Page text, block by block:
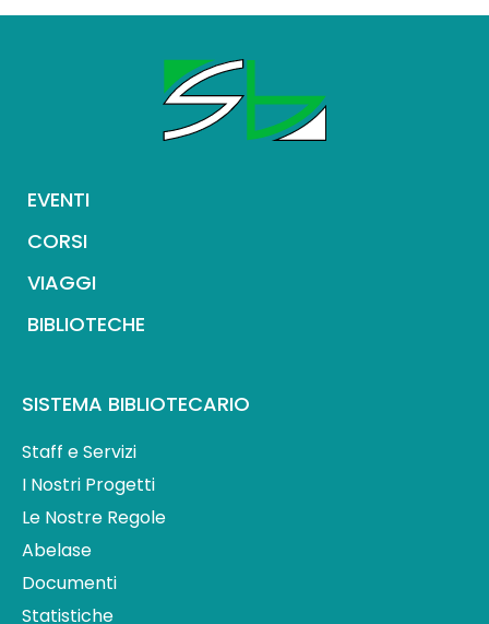
EVENTI
CORSI
VIAGGI
BIBLIOTECHE
SISTEMA BIBLIOTECARIO
Staff e Servizi
I Nostri Progetti
Le Nostre Regole
Abelase
Documenti
Statistiche